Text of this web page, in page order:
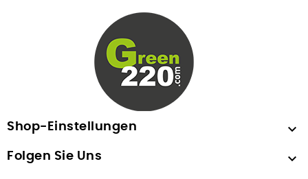
Shop-Einstellungen 
Folgen Sie Uns 